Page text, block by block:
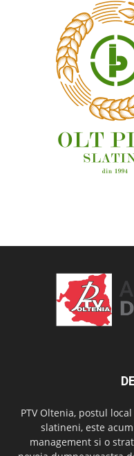
PTV Oltenia, postul
slatineni, este
management si o